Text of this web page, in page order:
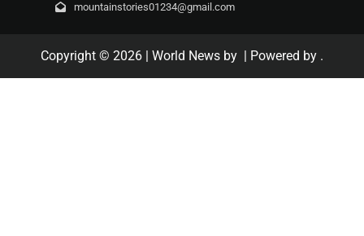
mountainstories01234@gmail.com
Copyright © 2026 | World News by | Powered by .